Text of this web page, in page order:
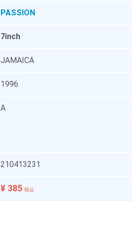
PASSION
7inch
JAMAICA
1996
A
210413231
¥ 385 税込